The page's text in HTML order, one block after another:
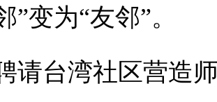
”变为“友邻”。
请台湾社区营造